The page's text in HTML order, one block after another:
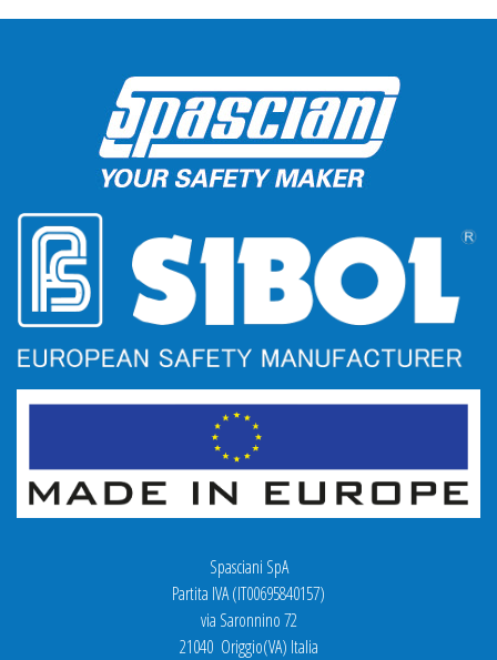
Spasciani SpA
Partita IVA (IT00695840157)
via Saronnino 72
21040 Origgio(VA) Italia